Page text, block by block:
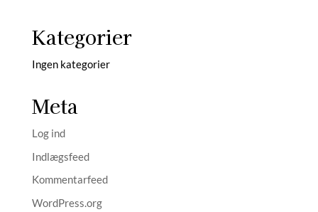
Kategorier
Ingen kategorier
Meta
Log ind
Indlægsfeed
Kommentarfeed
WordPress.org